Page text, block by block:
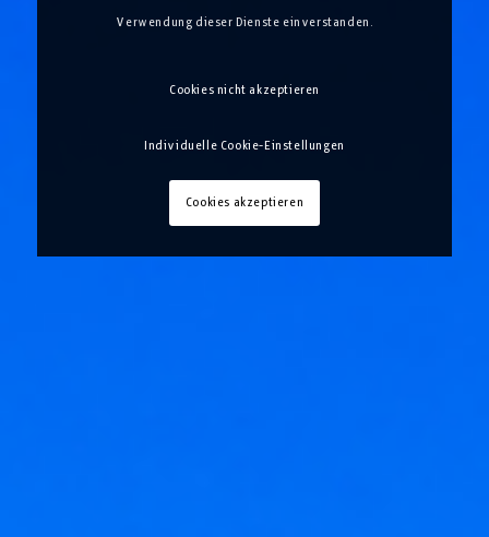
Verwendung dieser Dienste einverstanden.
Cookies nicht akzeptieren
Individuelle Cookie-Einstellungen
Cookies akzeptieren